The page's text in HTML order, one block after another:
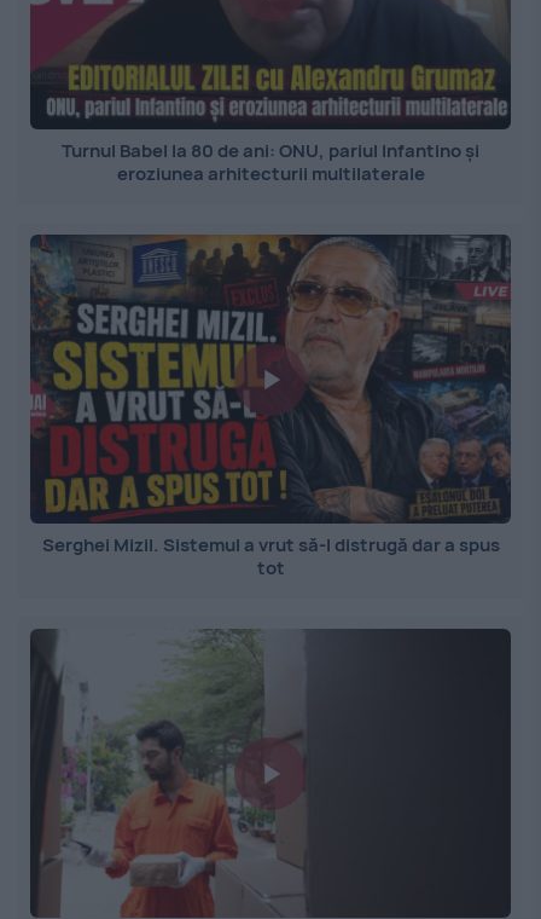
Turnul Babel la 80 de ani: ONU, pariul Infantino și
eroziunea arhitecturii multilaterale
Serghei Mizil. Sistemul a vrut să-l distrugă dar a spus
tot